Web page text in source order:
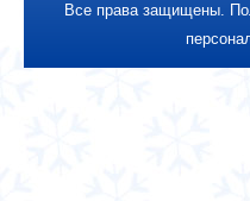
Все права защищены.